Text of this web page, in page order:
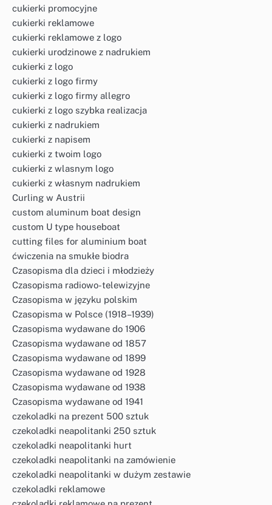
cukierki promocyjne
cukierki reklamowe
cukierki reklamowe z logo
cukierki urodzinowe z nadrukiem
cukierki z logo
cukierki z logo firmy
cukierki z logo firmy allegro
cukierki z logo szybka realizacja
cukierki z nadrukiem
cukierki z napisem
cukierki z twoim logo
cukierki z wlasnym logo
cukierki z własnym nadrukiem
Curling w Austrii
custom aluminum boat design
custom U type houseboat
cutting files for aluminium boat
ćwiczenia na smukłe biodra
Czasopisma dla dzieci i młodzieży
Czasopisma radiowo-telewizyjne
Czasopisma w języku polskim
Czasopisma w Polsce (1918–1939)
Czasopisma wydawane do 1906
Czasopisma wydawane od 1857
Czasopisma wydawane od 1899
Czasopisma wydawane od 1928
Czasopisma wydawane od 1938
Czasopisma wydawane od 1941
czekoladki na prezent 500 sztuk
czekoladki neapolitanki 250 sztuk
czekoladki neapolitanki hurt
czekoladki neapolitanki na zamówienie
czekoladki neapolitanki w dużym zestawie
czekoladki reklamowe